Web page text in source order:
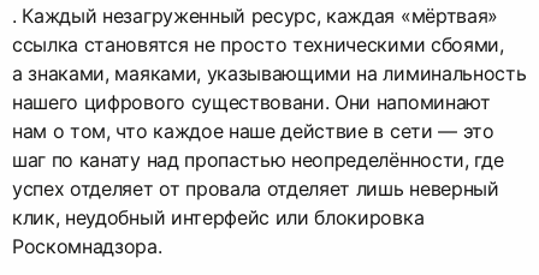
. Каждый незагруженный ресурс, каждая «мёртвая»
ссылка становятся не просто техническими сбоями,
а знаками, маяками, указывающими на лиминальность
нашего цифрового существовани. Они напоминают
нам о том, что каждое наше действие в сети — это
шаг по канату над пропастью неопределённости, где
успех отделяет от провала отделяет лишь неверный
клик, неудобный интерфейс или блокировка
Роскомнадзора.